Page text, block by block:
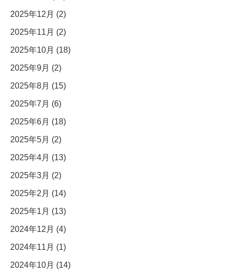
2025年12月 (2)
2025年11月 (2)
2025年10月 (18)
2025年9月 (2)
2025年8月 (15)
2025年7月 (6)
2025年6月 (18)
2025年5月 (2)
2025年4月 (13)
2025年3月 (2)
2025年2月 (14)
2025年1月 (13)
2024年12月 (4)
2024年11月 (1)
2024年10月 (14)